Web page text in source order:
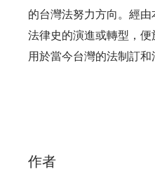
的台灣法努力方向。經
法律史的演進或轉型，
用於當今台灣的法制訂和
作者